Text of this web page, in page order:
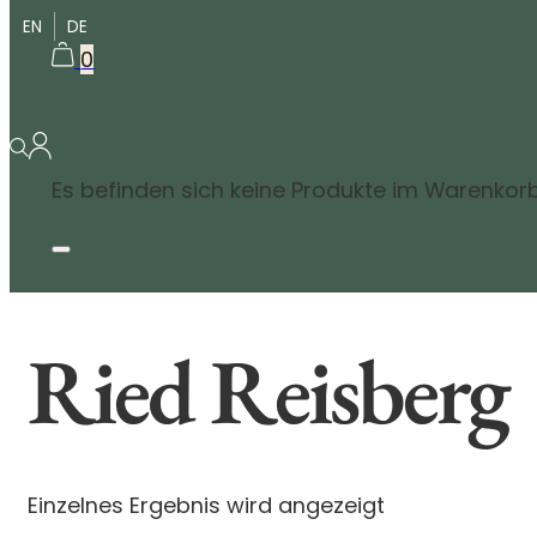
EN DE
0
Es befinden sich keine Produkte im
Ried Reisberg
Einzelnes Ergebnis wird angezeigt